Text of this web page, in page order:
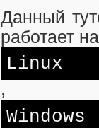
Данный
работает
Linux
,
Windows